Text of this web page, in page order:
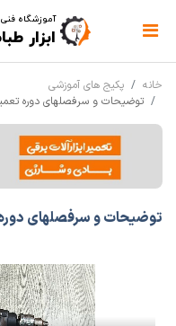
آموزشگاه
ابزار
خانه
پکیج های آموزشی
توضیحات و سرفصلهای دوره
توضیحات و سرفصلهای دوره